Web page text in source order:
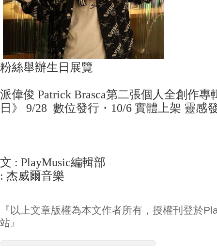
粉絲舉辦生日展覽
派偉俊 Patrick Brasca第二張個人全創作
日》 9/28 數位發行・10/6 實體上架 靈感
文 : PlayMusic編輯部
: 杰威爾音樂
『以上文章版權為本文作者所有，授權刊登於
站』